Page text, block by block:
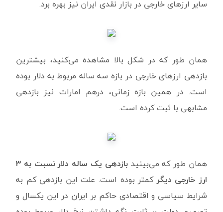
سایر ارزهای خارجی در بازار نقدی ایران نیز بهره برد.
همان طور که در شکل بالا مشاهده می‌کنید، بیشترین
بازدهی ارزهای خارجی در بازه سه ساله مربوط به دلار بوده
است. در همین بازه زمانی، درهم امارات نیز بازدهی
مشابهی با ثبت کرده است.
همان طور که می‌بینید
بازدهی یک ساله دلار نسبت به ۳
ارز خارجی دیگرکمتر بوده است. علت این بازدهی کم به
شرایط سیاسی و اقتصادی حاکم بر ایران در این یکسال و